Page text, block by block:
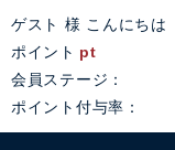
ゲスト 様 こんにちは
ポイント pt
会員ステージ：
ポイント付与率：